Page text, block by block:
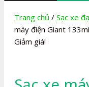
Trang chủ / Sạc xe
máy điện Giant
Giảm giá!